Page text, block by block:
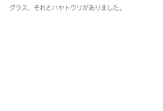
グラス、それとハヤトウリがありました。